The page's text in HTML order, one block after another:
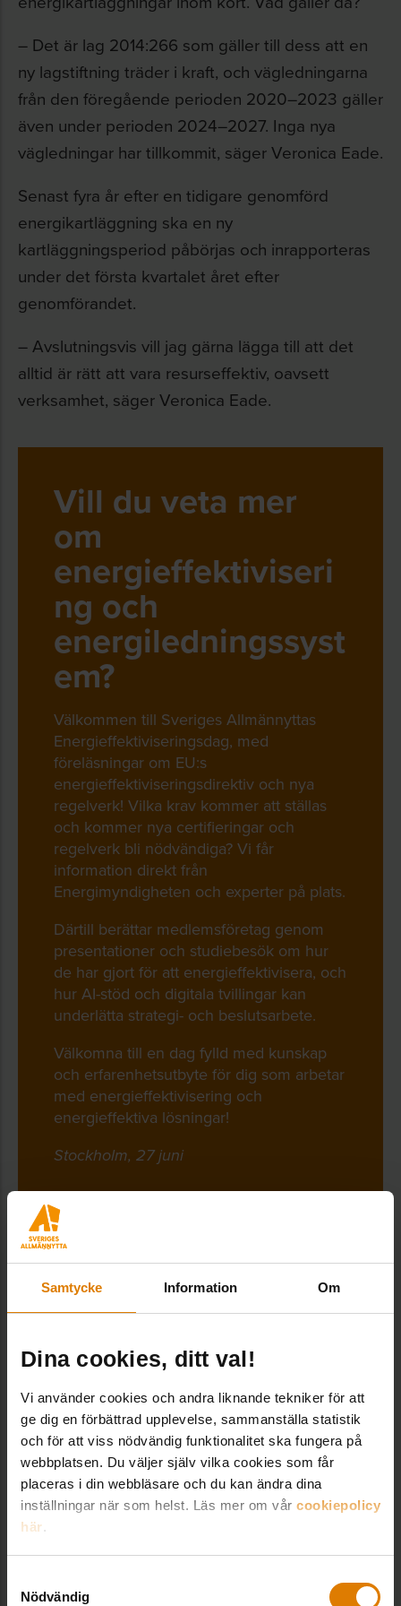
Samtycke Information Om
Dina cookies, ditt val!
Vi använder cookies och andra liknande tekniker för att
ge dig en förbättrad upplevelse, sammanställa statistik
och för att viss nödvändig funktionalitet ska fungera på
webbplatsen. Du väljer själv vilka cookies som får
placeras i din webbläsare och du kan ändra dina
inställningar när som helst. Läs mer om vår cookiepolicy
här.
Nödvändig
– Det är lag 2014:266 som gäller till dess att en
ny lagstiftning träder i kraft, och vägledningarna
från den föregående perioden 2020–2023 gäller
även under perioden 2024–2027. Inga nya
vägledningar har tillkommit, säger Veronica Eade.
Senast fyra år efter en tidigare genomförd
energikartläggning ska en ny
kartläggningsperiod påbörjas och inrapporteras
under det första kvartalet året efter
genomförandet.
– Avslutningsvis vill jag gärna lägga till att det
alltid är rätt att vara resurseffektiv, oavsett
verksamhet, säger Veronica Eade.
Vill du veta mer
om
energieffektiviseri
ng och
energiledningssyst
em?
Välkommen till Sveriges Allmännyttas
Energieffektiviseringsdag, med
föreläsningar om EU:s
energieffektiviseringsdirektiv och nya
regelverk! Vilka krav kommer att ställas
och kommer nya certifieringar och
regelverk bli nödvändiga? Vi får
information direkt från
Energimyndigheten och experter på plats.
Därtill berättar medlemsföretag genom
presentationer och studiebesök om hur
de har gjort för att energieffektivisera, och
hur AI-stöd och digitala tvillingar kan
underlätta strategi- och beslutsarbete.
Välkomna till en dag fylld med kunskap
och erfarenhetsutbyte för dig som arbetar
med energieffektivisering och
energieffektiva lösningar!
Stockholm, 27 juni
Dela:
LÄNKAR OCH DOKUMENT
Läs mer om Energimyndighetens uppdrag